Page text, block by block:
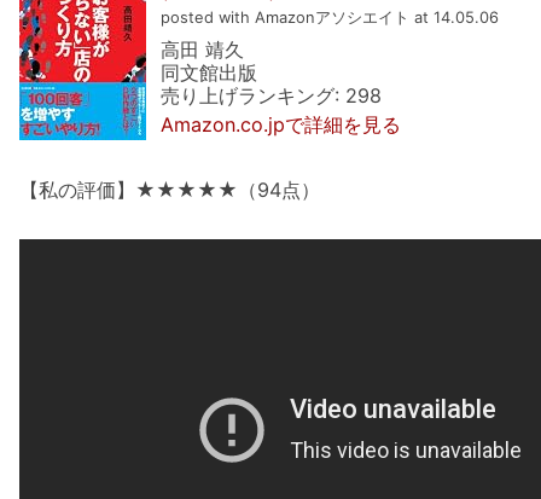
posted with Amazonアソシエイト at 14.05.06
高田 靖久
同文館出版
売り上げランキング: 298
Amazon.co.jpで詳細を見る
【私の評価】★★★★★（94点）